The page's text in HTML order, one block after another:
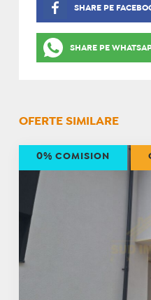
SHARE PE
SHARE PE
OFERTE SIMILARE
0% COMISION